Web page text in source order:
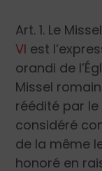
Art. 1. Le
VI est
orandi de
Missel
réédité par le
considéré
de la même
honoré en